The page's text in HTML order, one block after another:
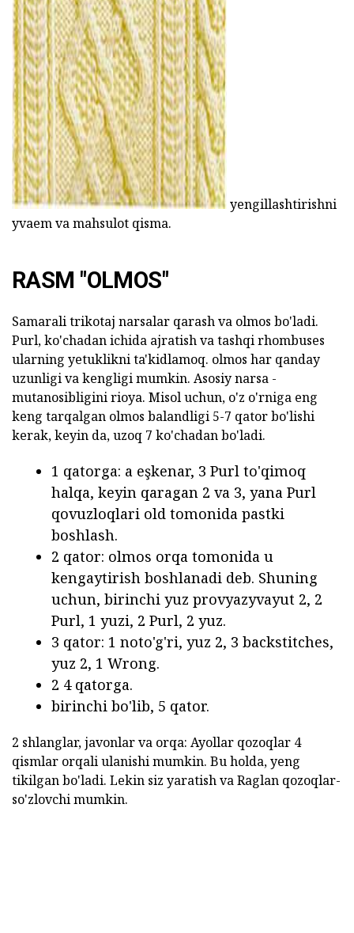
ad
yengillashtirishni
yvaem va mahsulot qisma.
RASM "OLMOS"
Samarali trikotaj narsalar qarash va olmos bo'ladi.
Purl, ko'chadan ichida ajratish va tashqi rhombuses
ularning yetuklikni ta'kidlamoq. olmos har qanday
uzunligi va kengligi mumkin. Asosiy narsa -
mutanosibligini rioya. Misol uchun, o'z o'rniga eng
keng tarqalgan olmos balandligi 5-7 qator bo'lishi
kerak, keyin da, uzoq 7 ko'chadan bo'ladi.
1 qatorga: a eşkenar, 3 Purl to'qimoq
halqa, keyin qaragan 2 va 3, yana Purl
qovuzloqlari old tomonida pastki
boshlash.
2 qator: olmos orqa tomonida u
kengaytirish boshlanadi deb. Shuning
uchun, birinchi yuz provyazyvayut 2, 2
Purl, 1 yuzi, 2 Purl, 2 yuz.
3 qator: 1 noto'g'ri, yuz 2, 3 backstitches,
yuz 2, 1 Wrong.
2 4 qatorga.
birinchi bo'lib, 5 qator.
2 shlanglar, javonlar va orqa: Ayollar qozoqlar 4
qismlar orqali ulanishi mumkin. Bu holda, yeng
tikilgan bo'ladi. Lekin siz yaratish va Raglan qozoqlar-
so'zlovchi mumkin.